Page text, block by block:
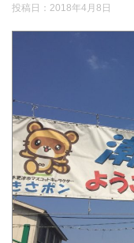
投稿日： 2018年4月8日